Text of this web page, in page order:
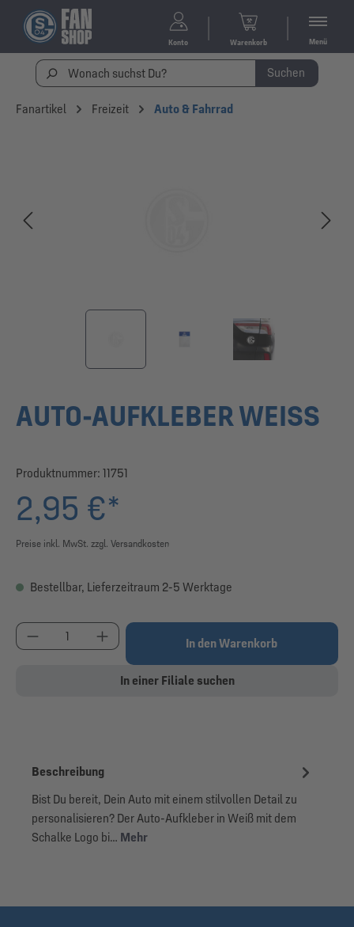
Konto Warenkorb Menü
Suchen
Fanartikel Freizeit Auto & Fahrrad
AUTO-AUFKLEBER WEISS
Produktnummer: 11751
2,95 €*
Preise inkl. MwSt. zzgl. Versandkosten
Bestellbar, Lieferzeitraum 2-5 Werktage
Produkt Anzahl: Gib den gewünschten Wert ein
In den Warenkorb
In einer Filiale suchen
Beschreibung
Bist Du bereit, Dein Auto mit einem stilvollen Detail zu
personalisieren? Der Auto-Aufkleber in Weiß mit dem
Schalke Logo bi… Mehr